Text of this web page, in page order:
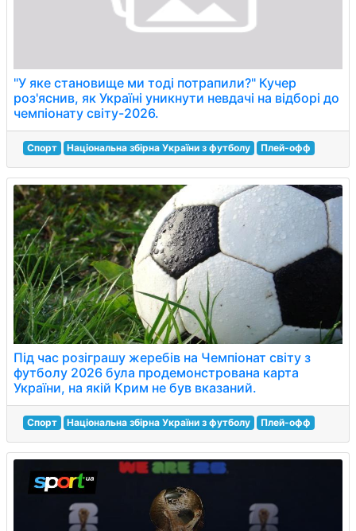
"У яке становище ми тоді потрапили?" Кучер
роз'яснив, як Україні уникнути невдачі на відборі до
чемпіонату світу-2026.
Спорт Національна збірна України з футболу Плей-офф
Під час розіграшу жеребів на Чемпіонат світу з
футболу 2026 була продемонстрована карта
України, на якій Крим не був вказаний.
Спорт Національна збірна України з футболу Плей-офф